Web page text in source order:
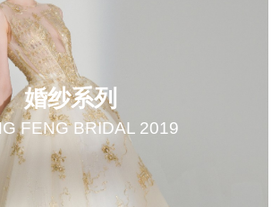
婚纱系列
FENG BRIDAL 2019